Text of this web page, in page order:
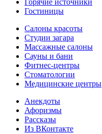
Горячие источники
Гостиницы
Салоны красоты
Студии загара
Массажные салоны
Сауны и бани
Фитнес-центры
Стоматологии
Медицинские центры
Анекдоты
Афоризмы
Рассказы
Из ВКонтакте